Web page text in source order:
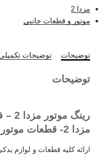
مزدا 2
موتور و قطعات جانبی
توضیحات توضیحات
توضیحات
مزدا 2- قطعات موتور و انتقال قدرت مزدا 2
ارائه کلیه قطعات و لوازم یدکی مزدا 2 از